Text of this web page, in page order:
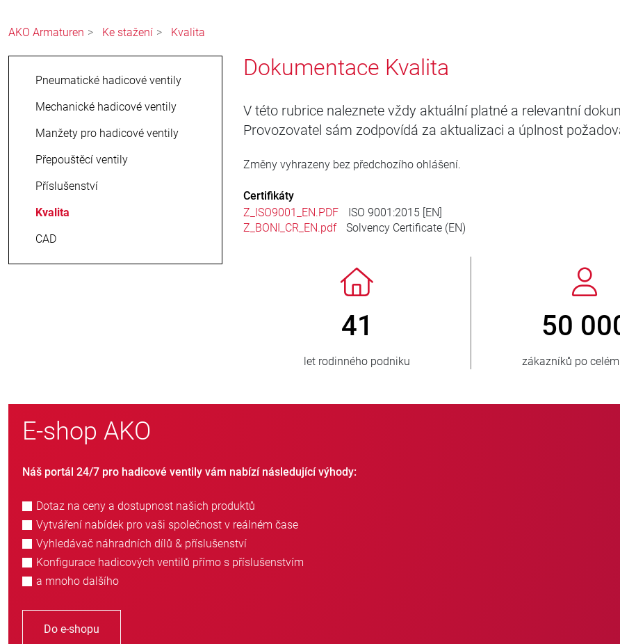
AKO Armaturen Ke stažení Kvalita
Pneumatické hadicové ventily
Mechanické hadicové ventily
Manžety pro hadicové ventily
Přepouštěcí ventily
Příslušenství
Kvalita
CAD
Dokumentace Kvalita
V této rubrice naleznete vždy aktuální platné a relevantní
Provozovatel sám zodpovídá za aktualizaci a úplnost
Změny vyhrazeny bez předchozího ohlášení.
Certifikáty
Z_ISO9001_EN.PDF
ISO 9001:2015 [EN]
Z_BONI_CR_EN.pdf
Solvency Certificate (EN)
50 000
zákazníků po celém světě
800
nových zákazníků
E-shop AKO
Náš portál 24/7 pro hadicové ventily vám nabízí následující výhody:
Dotaz na ceny a dostupnost našich produktů
Vytváření nabídek pro vaši společnost v reálném čase
Vyhledávač náhradních dílů & příslušenství
Konfigurace hadicových ventilů přímo s příslušenstvím
a mnoho dalšího
Do e-shopu